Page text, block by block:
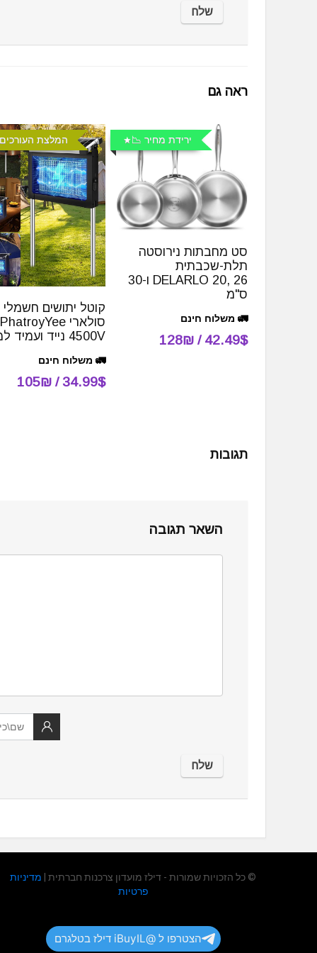
ראה גם
ירידת מחיר 📉
סט מחבתות נירוסטה
תלת-שכבתית
DELARLO 20, 26 ו-30
ס"מ
🚛 משלוח חינם
42.49$ / 128₪
המלצת העורכים
קוטל יתושים חשמלי
סולארי PhatroyYee
4500V נייד ועמיד למים
🚛 משלוח חינם
34.99$ / 105₪
תגובות
השאר תגובה
© כל הזכויות שמורות - דילז מועדון צרכנות חברתית | מדיניות
פרטיות
הצטרפו ל @iBuyIL דילז בטלגרם